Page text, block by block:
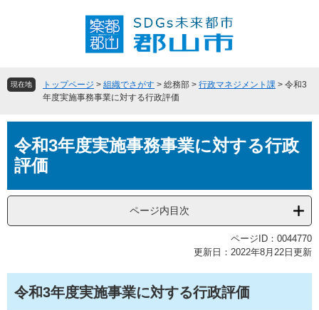
頭
飛現在地 トップページ > 組織でさがす > 総務部 > 行政マネジメント課 > 令和3
年度実施事務事業に対する行政評価
文令和3年度実施事務事業に対する行政
評価
ページ内目次
ページID：0044770
更新日：2022年8月22日更新
令和3年度実施事業に対する行政評価